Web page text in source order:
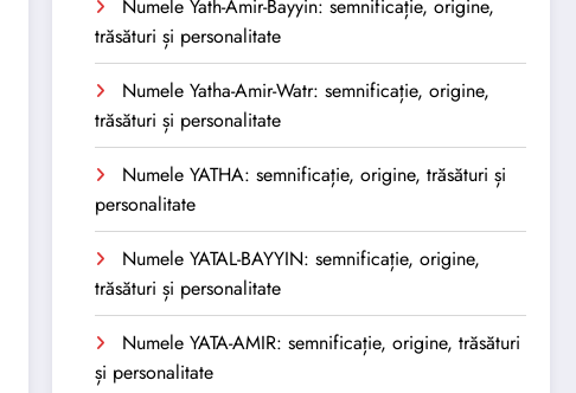
Numele Yath-Amir-Bayyin: semnificație, origine,
trăsături și personalitate
Numele Yatha-Amir-Watr: semnificație, origine,
trăsături și personalitate
Numele YATHA: semnificație, origine, trăsături și
personalitate
Numele YATAL-BAYYIN: semnificație, origine,
trăsături și personalitate
Numele YATA-AMIR: semnificație, origine, trăsături
și personalitate